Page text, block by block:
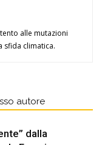
alle mutazioni
sfida climatica.
autore
dalla